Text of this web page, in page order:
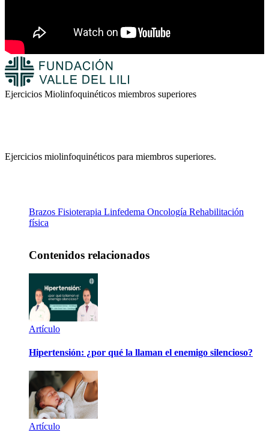
Ejercicios Miolinfoquinéticos miembros superiores
Ejercicios miolinfoquinéticos para miembros superiores.
Brazos Fisioterapia Linfedema Oncología Rehabilitación
física
Contenidos relacionados
Artículo
Hipertensión: ¿por qué la llaman el enemigo silencioso?
Artículo